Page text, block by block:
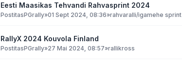
Eesti Maasikas Tehvandi Rahvasprint 2024
PostitasPGrally»01 Sept 2024, 08:36»rahvaralli/igamehe sprint
RallyX 2024 Kouvola Finland
PostitasPGrally»27 Mai 2024, 08:57»rallikross